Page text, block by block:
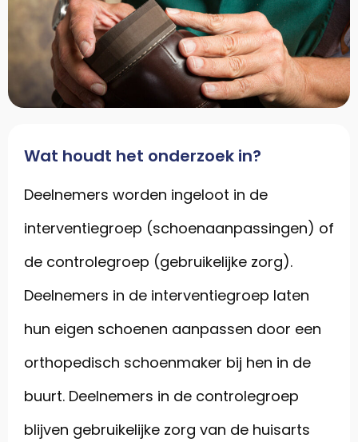
Wat houdt het onderzoek in?
Deelnemers worden ingeloot in de
interventiegroep (schoenaanpassingen) of
de controlegroep (gebruikelijke zorg).
Deelnemers in de interventiegroep laten
hun eigen schoenen aanpassen door een
orthopedisch schoenmaker bij hen in de
buurt. Deelnemers in de controlegroep
blijven gebruikelijke zorg van de huisarts